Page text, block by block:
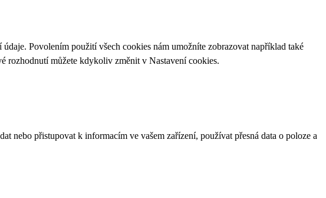
Povolením použití všech cookies nám umožníte zobrazovat například také
rozhodnutí můžete kdykoliv změnit v Nastavení cookies.
nebo přistupovat k informacím ve vašem zařízení, používat přesná data o poloze a